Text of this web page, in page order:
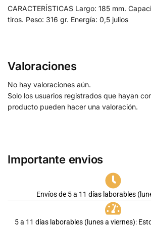
CARACTERÍSTICAS Largo: 185 mm.
tiros. Peso: 316 gr. Energía: 0,5 julios
Valoraciones
No hay valoraciones aún.
Solo los usuarios registrados que hayan
producto pueden hacer una valoración.
Importante envios
Envíos de 5 a 11 días laborables
5 a 11 días laborables (lunes a viernes):